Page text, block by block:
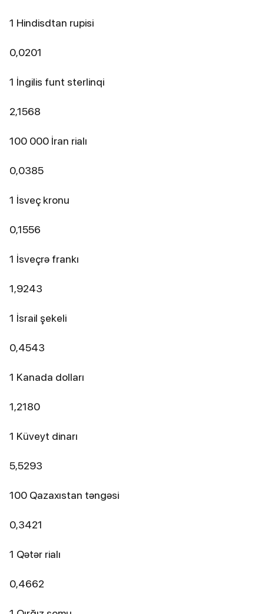
1 Hindisdtan rupisi
0,0201
1 İngilis funt sterlinqi
2,1568
100 000 İran rialı
0,0385
1 İsveç kronu
0,1556
1 İsveçrə frankı
1,9243
1 İsrail şekeli
0,4543
1 Kanada dolları
1,2180
1 Küveyt dinarı
5,5293
100 Qazaxıstan təngəsi
0,3421
1 Qətər rialı
0,4662